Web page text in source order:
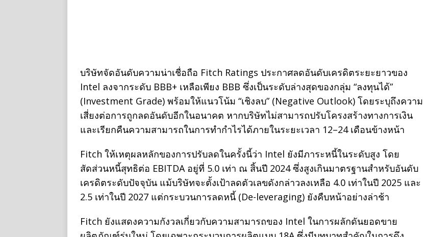
บริษัทจัดอันดับความน่าเชื่อถือ Fitch Ratings ประกาศลดอันดับเครดิตระยะยาวของ
Intel ลงจากระดับ BBB+ เหลือเพียง BBB ซึ่งเป็นระดับล่างสุดของกลุ่ม “ลงทุนได้”
(Investment Grade) พร้อมให้แนวโน้ม “เชิงลบ” (Negative Outlook) โดยระบุถึงความ
เสี่ยงต่อการถูกลดอันดับอีกในอนาคต หากบริษัทไม่สามารถปรับโครงสร้างทางการเงิน
และเรียกคืนความสามารถในการทำกำไรได้ภายในระยะเวลา 12–24 เดือนข้างหน้า
Fitch ให้เหตุผลหลักของการปรับลดในครั้งนี้ว่า Intel ยังมีภาระหนี้ในระดับสูง โดย
สัดส่วนหนี้สุทธิต่อ EBITDA อยู่ที่ 5.0 เท่า ณ สิ้นปี 2024 ซึ่งสูงเกินมาตรฐานสำหรับอันดับ
เครดิตระดับปัจจุบัน แม้บริษัทจะตั้งเป้าลดตัวเลขดังกล่าวลงเหลือ 4.0 เท่าในปี 2025 และ
2.5 เท่าในปี 2027 แต่กระบวนการลดหนี้ (De-leveraging) ยังคืบหน้าอย่างล่าช้า
Fitch ยังแสดงความกังวลเกี่ยวกับความสามารถของ Intel ในการผลักดันยอดขาย